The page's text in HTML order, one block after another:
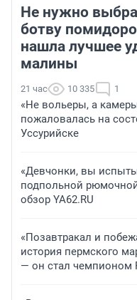
Не нужно
ботву
нашла лучшее
малины
21 час 10 335 1
«Не вольеры, а
пожаловалась на
Уссурийске
«Девчонки, вы
подпольной
обзор YA62.RU
«Позавтракал и
история пермского
— он стал чемпионом